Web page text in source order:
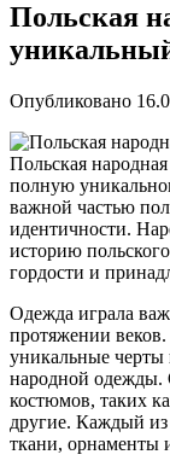
Польская
Опубликовано
Польская
полную
важной частью
идентичности.
историю
гордости и
Одежда играла
протяжении
уникальные черты
народной одежды.
костюмов, таких
другие. Каждый
ткани, орнаменты